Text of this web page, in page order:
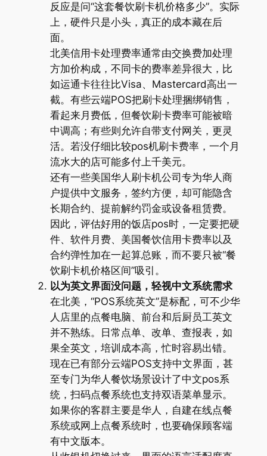
反应是问“这套餐饮刷卡机价格多少”。实际
上，硬件只是小头，真正的成本藏在后
面。
北美信用卡处理费率通常由交换费加处理
方加价构成，不同卡的费率差异很大，比
如运通卡往往比Visa、Mastercard高出一
截。有些云端POS把刷卡处理捆绑销售，
看起来月费低，但餐饮刷卡费率可能被暗
中调高；有些则允许自带支付网关，更灵
活。若没仔细比较pos机刷卡费率，一个月
流水大的店可能多付上千美元。
还有一些美国华人刷卡机公司专为华人商
户提供中文服务，签约方便，却可能隐含
长期合约、提前解约罚金或设备租赁费。
因此，评估好用的饭店pos时，一定要把硬
件、软件月费、美国餐饮信用卡费率以及
合约弹性加在一起算总账，而不要只被“餐
饮刷卡机价格区间”吸引。
以为英文界面没问题，轻视中文系统需求
在北美，“POS系统英文”是标配，可不少华
人店里的点餐电脑、前台和后厨员工英文
并不熟练。日常点单、改单、查报表，如
果全英文，培训成本高，忙时容易出错。
现在已有部分云端POS支持中文界面，甚
至专门为华人餐饮场景设计了中文pos系
统，扫码点餐系统也支持双语菜单显示。
如果你的客群主要是华人，自建在线点餐
系统或网上点餐系统时，也要确保顾客端
有中文版本。